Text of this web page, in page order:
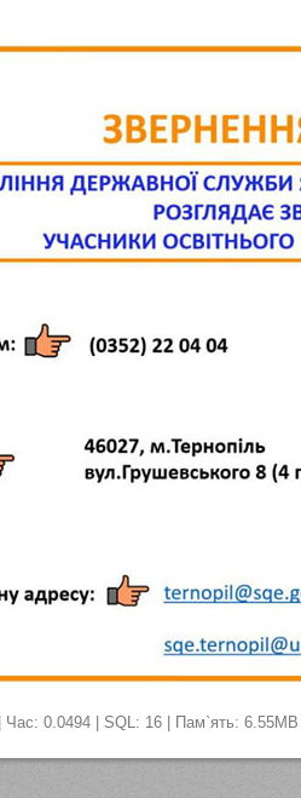
| Час: 0.0494 | SQL: 16 | Пам`ять: 6.55MB